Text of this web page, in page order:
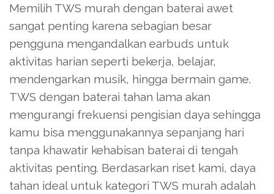
Memilih TWS murah dengan baterai awet
sangat penting karena sebagian besar
pengguna mengandalkan earbuds untuk
aktivitas harian seperti bekerja, belajar,
mendengarkan musik, hingga bermain game.
TWS dengan baterai tahan lama akan
mengurangi frekuensi pengisian daya sehingga
kamu bisa menggunakannya sepanjang hari
tanpa khawatir kehabisan baterai di tengah
aktivitas penting. Berdasarkan riset kami, daya
tahan ideal untuk kategori TWS murah adalah